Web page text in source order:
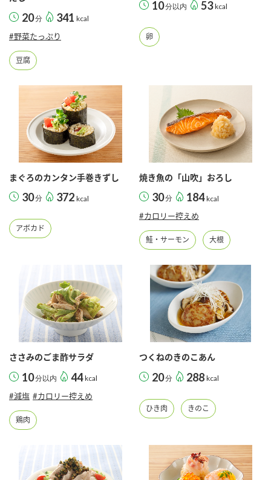
20分 341 kcal
#野菜たっぷり
豆腐
10分以内 53 kcal
卵
まぐろのカンタン手巻きずし
30分 372 kcal
アボカド
焼き魚の「山吹」おろし
30分 184 kcal
#カロリー控えめ
鮭・サーモン 大根
ささみのごま酢サラダ
10分以内 44 kcal
#減塩 #カロリー控えめ
鶏肉
つくねのきのこあん
20分 288 kcal
ひき肉 きのこ